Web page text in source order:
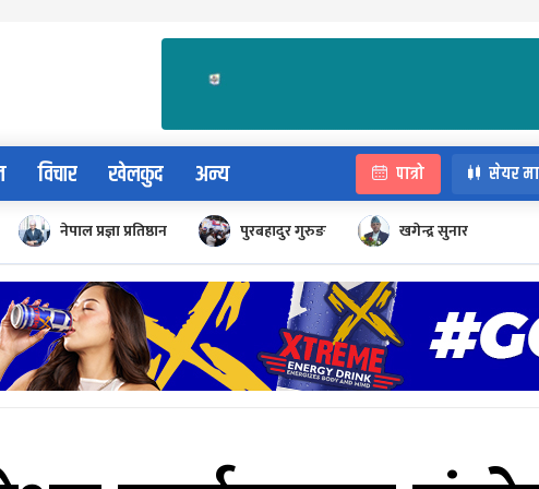
विचार खेलकुद अन्य पात्रो सेयर
नेपाल प्रज्ञा प्रतिष्ठान पुरबहादुर गुरुङ खगेन्द्र सुनार